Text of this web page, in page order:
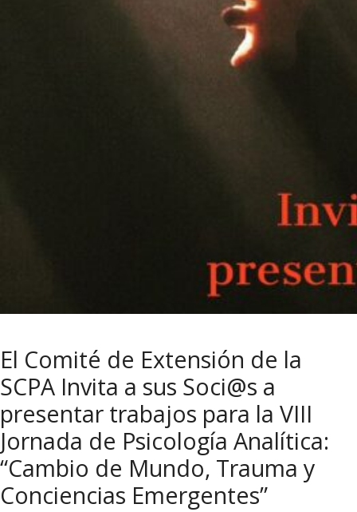
El Comité de Extensión de la
SCPA Invita a sus Soci@s a
presentar trabajos para la VIII
Jornada de Psicología Analítica:
“Cambio de Mundo, Trauma y
Conciencias Emergentes”